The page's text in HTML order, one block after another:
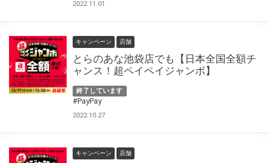
2022.11.01
キャンペーン 店舗
とらのあな池袋店でも【日本全国全額チ
ャンス！超ペイペイジャンボ】
終了しています
#PayPay
2022.10.27
キャンペーン 店舗